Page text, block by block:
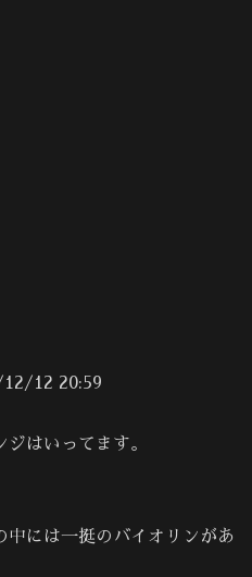
12 20:59
はいってます。
中には一挺のバイオリンがあ